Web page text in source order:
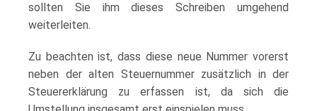
sollten Sie ihm dieses Schreiben umgehend
weiterleiten.
Zu beachten ist, dass diese neue Nummer vorerst
neben der alten Steuernummer zusätzlich in der
Steuererklärung zu erfassen ist, da sich die